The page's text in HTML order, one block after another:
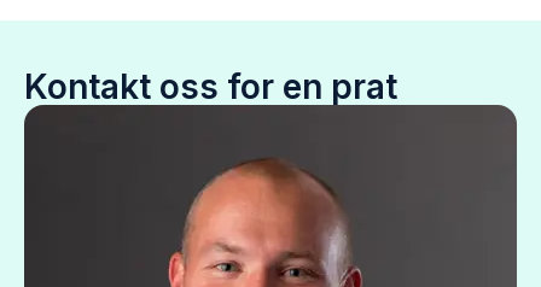
Kontakt oss for en prat